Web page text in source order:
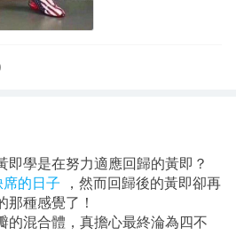
即學是在努力適應回歸的黃即？
的日子
，然而回歸後的黃即卻再
那種感覺了！
的混合體，真擔心最終淪為四不